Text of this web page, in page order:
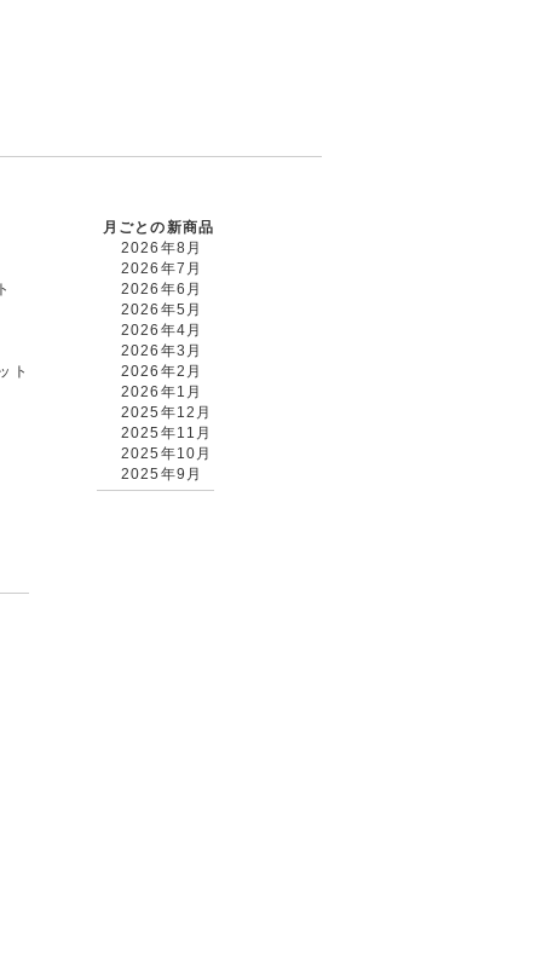
ト
月ごとの新商品
2026年8月
2026年7月
2026年6月
2026年5月
2026年4月
2026年3月
2026年2月
2026年1月
2025年12月
2025年11月
2025年10月
2025年9月